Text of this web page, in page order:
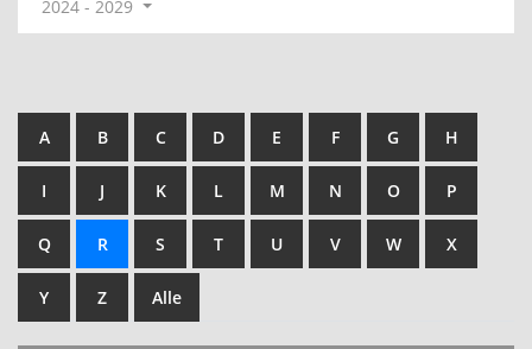
2024 - 2029
A B C D E F G H
I J K L M N O P
Q R S T U V W X
Y Z Alle